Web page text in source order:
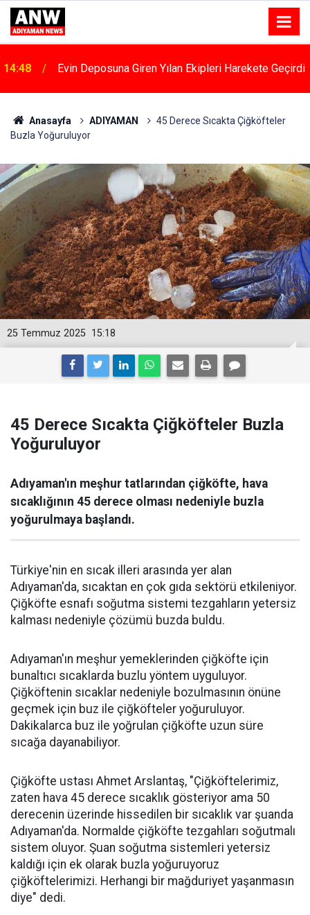
12:58 Adıyaman’da "halk Ve Güvenlik" Toplantıları Başladı
Anasayfa ADIYAMAN
45 Derece Sıcakta Çiğköfteler
Buzla Yoğuruluyor
15:18
25 Temmuz 2025
45 Derece Sıcakta Çiğköfteler Buzla
Yoğuruluyor
Adıyaman'ın meşhur tatlarından çiğköfte, hava
sıcaklığının 45 derece olması nedeniyle buzla
yoğurulmaya başlandı.
Türkiye'nin en sıcak illeri arasında yer alan
Adıyaman'da, sıcaktan en çok gıda sektörü etkileniyor.
Çiğköfte esnafı soğutma sistemi tezgahların yetersiz
kalması nedeniyle çözümü buzda buldu.
Adıyaman'ın meşhur yemeklerinden çiğköfte için
bunaltıcı sıcaklarda buzlu yöntem uyguluyor.
Çiğköftenin sıcaklar nedeniyle bozulmasının önüne
geçmek için buz ile çiğköfteler yoğuruluyor.
Dakikalarca buz ile yoğrulan çiğköfte uzun süre
sıcağa dayanabiliyor.
Çiğköfte ustası Ahmet Arslantaş, "Çiğköftelerimiz,
zaten hava 45 derece sıcaklık gösteriyor ama 50
derecenin üzerinde hissedilen bir sıcaklık var şuanda
Adıyaman'da. Normalde çiğköfte tezgahları soğutmalı
sistem oluyor. Şuan soğutma sistemleri yetersiz
kaldığı için ek olarak buzla yoğuruyoruz
çiğköftelerimizi. Herhangi bir mağduriyet yaşanmasın
diye" dedi.